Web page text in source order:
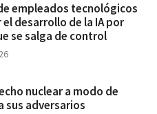
empleados tecnológicos
desarrollo de la IA por
se salga de control
nuclear a modo de
sus adversarios